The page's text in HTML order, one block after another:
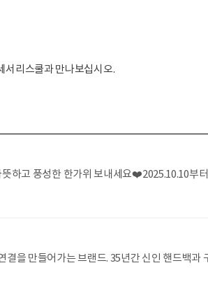
서리스쿨과 만나보십시오.
하고 풍성한 한가위 보내세요❤️2025.10.10부
을 만들어가는 브랜드. 35년간 신인 핸드백